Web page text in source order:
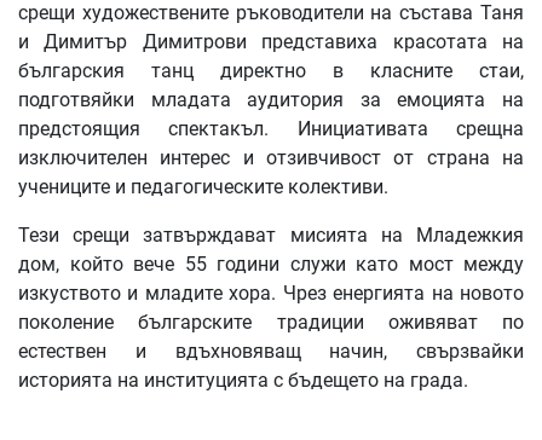
срещи художествените ръководители на състава Таня
и Димитър Димитрови представиха красотата на
българския танц директно в класните стаи,
подготвяйки младата аудитория за емоцията на
предстоящия спектакъл. Инициативата срещна
изключителен интерес и отзивчивост от страна на
учениците и педагогическите колективи.
Тези срещи затвърждават мисията на Младежкия
дом, който вече 55 години служи като мост между
изкуството и младите хора. Чрез енергията на новото
поколение българските традиции оживяват по
естествен и вдъхновяващ начин, свързвайки
историята на институцията с бъдещето на града.